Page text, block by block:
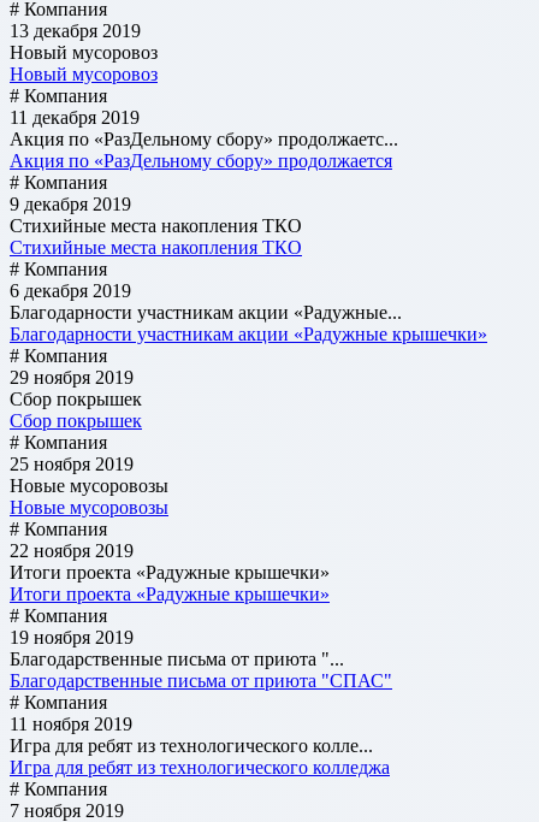
# Компания
13 декабря 2019
Новый мусоровоз
Новый мусоровоз
# Компания
11 декабря 2019
Акция по «РазДельному сбору» продолжаетс...
Акция по «РазДельному сбору» продолжается
# Компания
9 декабря 2019
Стихийные места накопления ТКО
Стихийные места накопления ТКО
# Компания
6 декабря 2019
Благодарности участникам акции «Радужные...
Благодарности участникам акции «Радужные крышечки»
# Компания
29 ноября 2019
Сбор покрышек
Сбор покрышек
# Компания
25 ноября 2019
Новые мусоровозы
Новые мусоровозы
# Компания
22 ноября 2019
Итоги проекта «Радужные крышечки»
Итоги проекта «Радужные крышечки»
# Компания
19 ноября 2019
Благодарственные письма от приюта "...
Благодарственные письма от приюта "СПАС"
# Компания
11 ноября 2019
Игра для ребят из технологического колле...
Игра для ребят из технологического колледжа
# Компания
7 ноября 2019